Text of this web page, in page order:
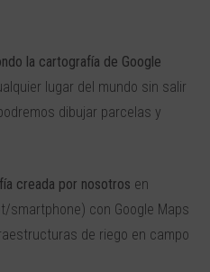
la cartografía de Google
lugar del mundo sin salir
dibujar parcelas y
creada por nosotros en
smartphone) con Google Maps
de riego en campo